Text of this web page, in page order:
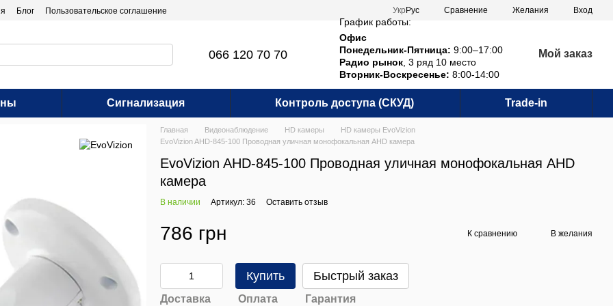
Блог Пользовательское соглашение Укр Рус Сравнение Желания Вход
066 120 70 70
График работы:
Офис
Понедельник-Пятница: 9:00–17:00
Радио рынок , 3 ряд 10 место
Вторник-Воскресенье: 8:00-14:00
Мой заказ
Сигнализация Контроль доступа (СКУД) Trade-in
Главная Видеонаблюдение HD камеры
HD камеры EvoVizion
EvoVizion AHD-845-100 Проводная уличная монофокальная AHD камера
EvoVizion AHD-845-100 Проводная уличная монофокальная AHD
камера
В наличии Артикул: 36 Оставить отзыв
786 грн К сравнению В желания
Купить Быстрый заказ
Доставка Оплата Гарантия